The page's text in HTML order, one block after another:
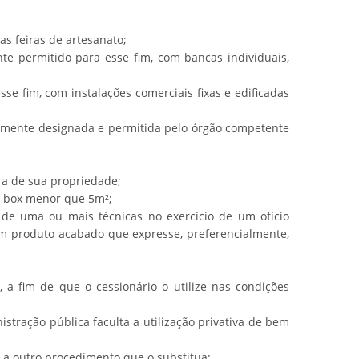
feiras de artesanato;
permitido para esse fim, com bancas individuais,
fim, com instalações comerciais fixas e edificadas
designada e permitida pelo órgão competente
de sua propriedade;
menor que 5m²;
uma ou mais técnicas no exercício de um ofício
acabado que expresse, preferencialmente,
fim de que o cessionário o utilize nas condições
pública faculta a utilização privativa de bem